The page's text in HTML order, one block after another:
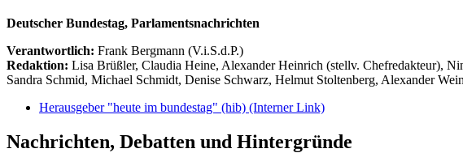
Deutscher Bundestag, Parlamentsnachrichten
Verantwortlich: Frank Bergmann (V.i.S.d.P.)
Redaktion: Lisa Brüßler, Claudia Heine, Alexander Heinrich (stellv. Chefredakteur),
Sandra Schmid, Michael Schmidt, Denise Schwarz, Helmut Stoltenberg, Alexander
Herausgeber "heute im bundestag" (hib) (Interner Link)
Nachrichten, Debatten und Hintergründe